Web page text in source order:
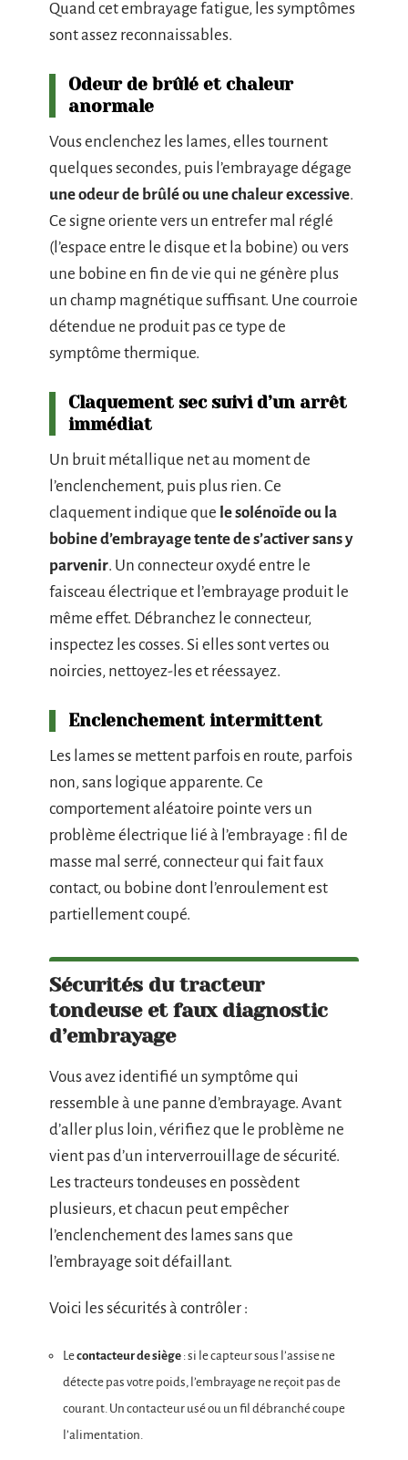
Quand cet embrayage fatigue, les symptômes
sont assez reconnaissables.
Odeur de brûlé et chaleur
anormale
Vous enclenchez les lames, elles tournent
quelques secondes, puis l’embrayage dégage
une odeur de brûlé ou une chaleur excessive.
Ce signe oriente vers un entrefer mal réglé
(l’espace entre le disque et la bobine) ou vers
une bobine en fin de vie qui ne génère plus
un champ magnétique suffisant. Une courroie
détendue ne produit pas ce type de
symptôme thermique.
Claquement sec suivi d’un arrêt
immédiat
Un bruit métallique net au moment de
l’enclenchement, puis plus rien. Ce
claquement indique que le solénoïde ou la
bobine d’embrayage tente de s’activer sans y
parvenir. Un connecteur oxydé entre le
faisceau électrique et l’embrayage produit le
même effet. Débranchez le connecteur,
inspectez les cosses. Si elles sont vertes ou
noircies, nettoyez-les et réessayez.
Enclenchement intermittent
Les lames se mettent parfois en route, parfois
non, sans logique apparente. Ce
comportement aléatoire pointe vers un
problème électrique lié à l’embrayage : fil de
masse mal serré, connecteur qui fait faux
contact, ou bobine dont l’enroulement est
partiellement coupé.
Sécurités du tracteur
tondeuse et faux diagnostic
d’embrayage
Vous avez identifié un symptôme qui
ressemble à une panne d’embrayage. Avant
d’aller plus loin, vérifiez que le problème ne
vient pas d’un interverrouillage de sécurité.
Les tracteurs tondeuses en possèdent
plusieurs, et chacun peut empêcher
l’enclenchement des lames sans que
l’embrayage soit défaillant.
Voici les sécurités à contrôler :
Lecontacteur de siège : si le capteur sous l’assise ne
détecte pas votre poids, l’embrayage ne reçoit pas de
courant. Un contacteur usé ou un fil débranché coupe
l’alimentation.